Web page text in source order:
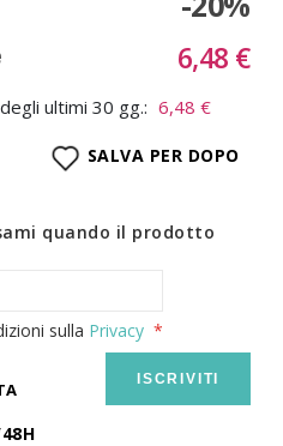
6,48 €
ultimi 30 gg.: 6,48 €
SALVA PER DOPO
quando il prodotto
sulla Privacy
ISCRIVITI